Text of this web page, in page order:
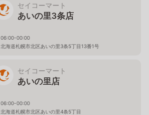
セイコーマート
あいの里3条店
06:00-00:00
北海道札幌市北区あいの里3条5丁目13番1号
セイコーマート
あいの里店
06:00-00:00
北海道札幌市北区あいの里4条5丁目